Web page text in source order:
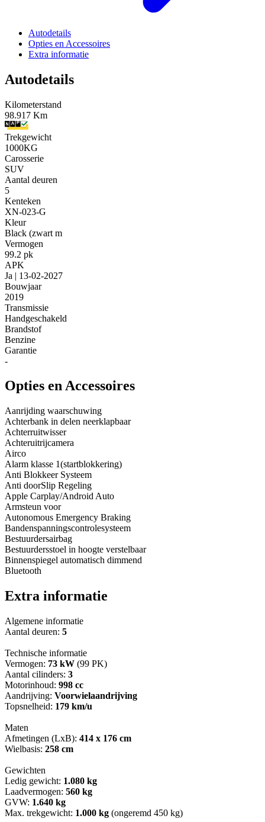
Autodetails
Opties en Accessoires
Extra informatie
Autodetails
Kilometerstand
98.917 Km
Trekgewicht
1000KG
Carosserie
SUV
Aantal deuren
5
Kenteken
XN-023-G
Kleur
Black (zwart m
Vermogen
99.2 pk
APK
Ja | 13-02-2027
Bouwjaar
2019
Transmissie
Handgeschakeld
Brandstof
Benzine
Garantie
-
Opties en Accessoires
Aanrijding waarschuwing
Achterbank in delen neerklapbaar
Achterruitwisser
Achteruitrijcamera
Airco
Alarm klasse 1(startblokkering)
Anti Blokkeer Systeem
Anti doorSlip Regeling
Apple Carplay/Android Auto
Armsteun voor
Autonomous Emergency Braking
Bandenspanningscontrolesysteem
Bestuurdersairbag
Bestuurdersstoel in hoogte verstelbaar
Binnenspiegel automatisch dimmend
Bluetooth
Extra informatie
Algemene informatie
Aantal deuren: 5
Technische informatie
Vermogen: 73 kW (99 PK)
Aantal cilinders: 3
Motorinhoud: 998 cc
Aandrijving: Voorwielaandrijving
Topsnelheid: 179 km/u
Maten
Afmetingen (LxB): 414 x 176 cm
Wielbasis: 258 cm
Gewichten
Ledig gewicht: 1.080 kg
Laadvermogen: 560 kg
GVW: 1.640 kg
Max. trekgewicht: 1.000 kg (ongeremd 450 kg)